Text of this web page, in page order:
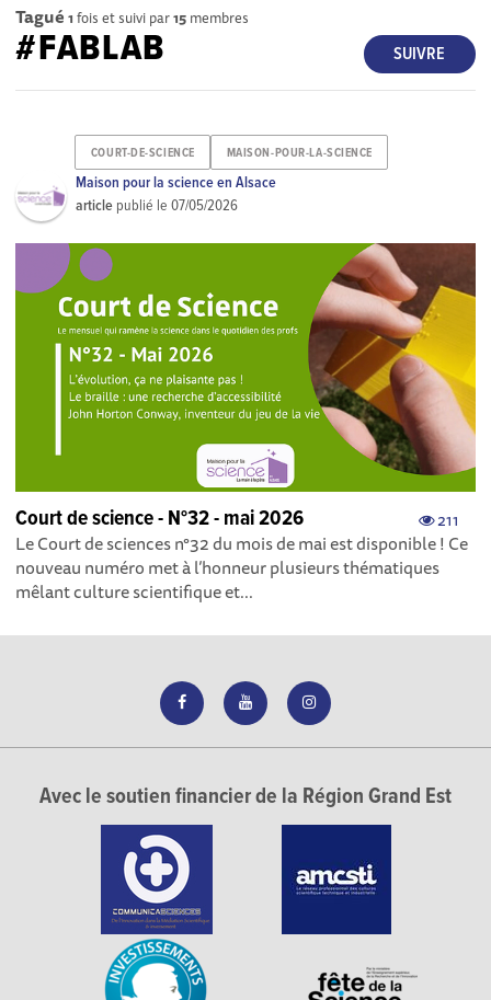
Tagué 1 fois et suivi par15 membres
SUIVRE
#FABLAB
COURT-DE-SCIENCE MAISON-POUR-LA-SCIENCE
Maison pour la science en Alsace
article publié le07/05/2026
211
Court de science - N°32 - mai 2026
Le Court de sciences n°32 du mois de mai est disponible ! Ce
nouveau numéro met à l’honneur plusieurs thématiques
mêlant culture scientifique et...
Avec le soutien financier de la Région Grand Est